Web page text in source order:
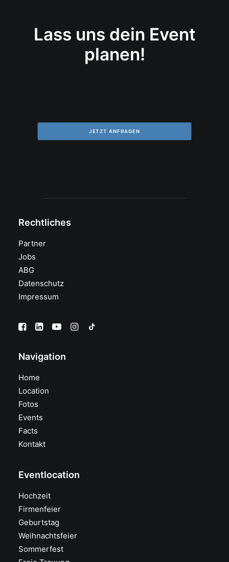
Lass uns dein Event
planen!
JETZT ANFRAGEN
Rechtliches
Partner
Jobs
ABG
Datenschutz
Impressum
Navigation
Home
Location
Fotos
Events
Facts
Kontakt
Eventlocation
Hochzeit
Firmenfeier
Geburtstag
Weihnachtsfeier
Sommerfest